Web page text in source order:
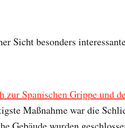
Sicht besonders
zur Spanischen Grippe und
Maßnahme war die